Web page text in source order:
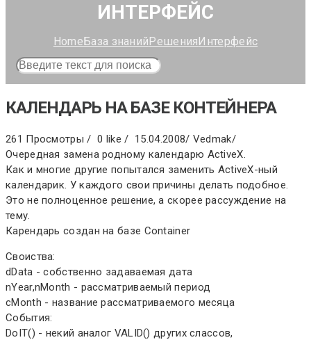
ИНТЕРФЕЙС
HomeБаза знанийРешенияИнтерфейс
КАЛЕНДАРЬ НА БАЗЕ КОНТЕЙНЕРА
261 Просмотры / 0 like / 15.04.2008/ Vedmak/
Очередная замена родному календарю ActiveX.
Как и многие другие попытался заменить ActiveX-ный
календарик. У каждого свои причины делать подобное.
Это не полноценное решение, а скорее рассуждение на
тему.
Карендарь создан на базе Container
Своиства:
dData - собственно задаваемая дата
nYear,nMonth - рассматриваемый период
cMonth - название рассматриваемого месяца
События:
DoIT() - некий аналог VALID() других слассов,